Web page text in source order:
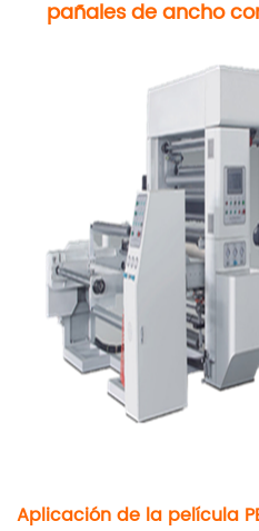
pañales de ancho
Aplicación de la película